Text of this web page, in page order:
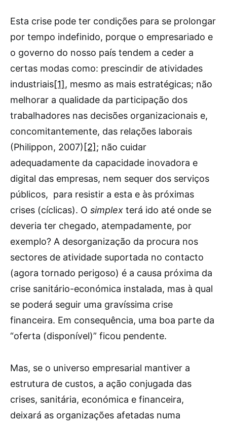
Esta crise pode ter condições para se prolongar
por tempo indefinido, porque o empresariado e
o governo do nosso país tendem a ceder a
certas modas como: prescindir de atividades
industriais[1], mesmo as mais estratégicas; não
melhorar a qualidade da participação dos
trabalhadores nas decisões organizacionais e,
concomitantemente, das relações laborais
(Philippon, 2007) [2] ; não cuidar
adequadamente da capacidade inovadora e
digital das empresas, nem sequer dos serviços
públicos, para resistir a esta e às próximas
crises (cíclicas). O simplex terá ido até onde se
deveria ter chegado, atempadamente, por
exemplo? A desorganização da procura nos
sectores de atividade suportada no contacto
(agora tornado perigoso) é a causa próxima da
crise sanitário-económica instalada, mas à qual
se poderá seguir uma gravíssima crise
financeira. Em consequência, uma boa parte da
“oferta (disponível)” ficou pendente.
Mas, se o universo empresarial mantiver a
estrutura de custos, a ação conjugada das
crises, sanitária, económica e financeira,
deixará as organizações afetadas numa